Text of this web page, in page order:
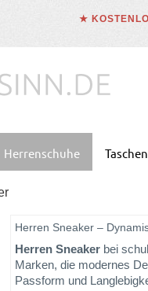
★
Herrenschuhe Taschen
Herren Sneaker –
Herren Sneaker bei
Marken, die modernes
Passform und